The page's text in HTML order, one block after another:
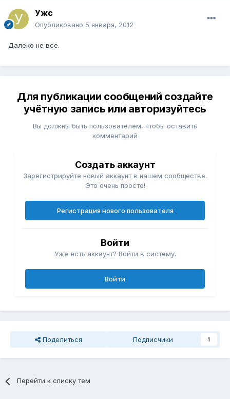
Ужс
Опубликовано 5 января, 2012
Далеко не все.
Для публикации сообщений создайте
учётную запись или авторизуйтесь
Вы должны быть пользователем, чтобы оставить
комментарий
Создать аккаунт
Зарегистрируйте новый аккаунт в нашем сообществе.
Это очень просто!
Регистрация нового пользователя
Войти
Уже есть аккаунт? Войти в систему.
Войти
Поделиться Подписчики 1
Перейти к списку тем